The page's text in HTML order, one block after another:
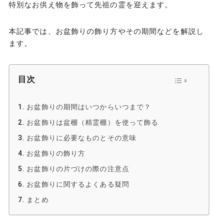
特別なお供え物を飾って先祖の霊を迎えます。
本記事では、お盆飾りの飾り方やその期間などを解説し
ます。
目次
お盆飾りの期間はいつからいつまで？
お盆飾りは盆棚（精霊棚）を使って飾る
お盆飾りに必要なものとその意味
お盆飾りの飾り方
お盆飾りの片づけの際の注意点
お盆飾りに関するよくある疑問
まとめ